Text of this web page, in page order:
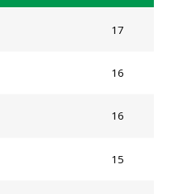
17
16
16
15